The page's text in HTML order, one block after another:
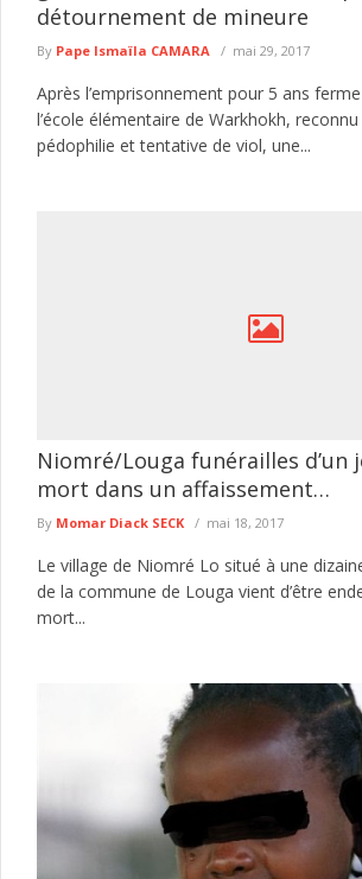
détournement de mineure
By Pape Ismaïla CAMARA mai 29, 2017
Après l’emprisonnement pour 5 ans
l’école élémentaire de Warkhokh,
pédophilie et tentative de viol, une...
Niomré/Louga funérailles d’un
mort dans un affaissement…
By Momar Diack SECK mai 18, 2017
Le village de Niomré Lo situé à une
de la commune de Louga vient d’être
mort...